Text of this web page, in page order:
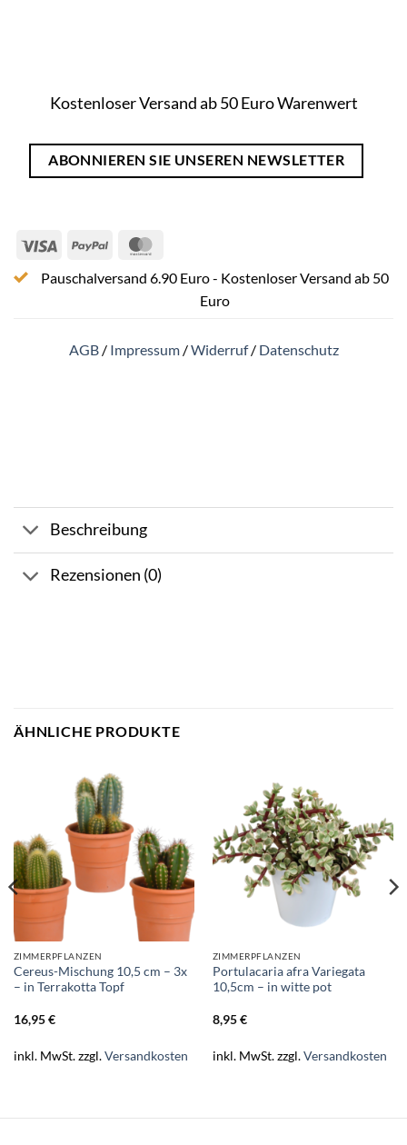
Kostenloser Versand ab 50 Euro Warenwert
ABONNIEREN SIE UNSEREN NEWSLETTER
Visa PayPal
Pauschalversand 6.90 Euro - Kostenloser Versand ab 50
Euro
AGB/ Impressum/Widerruf/ Datenschutz
Beschreibung
Rezensionen (0)
ÄHNLICHE PRODUKTE
ZIMMERPFLANZEN
Cereus-Mischung 10,5 cm – 3x
– in Terrakotta Topf
16,95€
inkl. MwSt.zzgl.Versandkosten
ZIMMERPFLANZEN
Portulacaria afra Variegata
10,5cm – in witte pot
8,95€
inkl. MwSt.zzgl.Versandkosten